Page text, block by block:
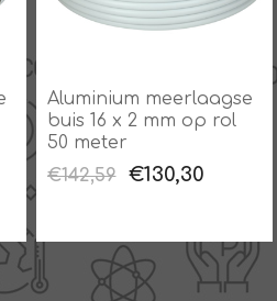
Aluminium meerlaagse
buis 16 x 2 mm op rol
50 meter
€142,59
€130,30